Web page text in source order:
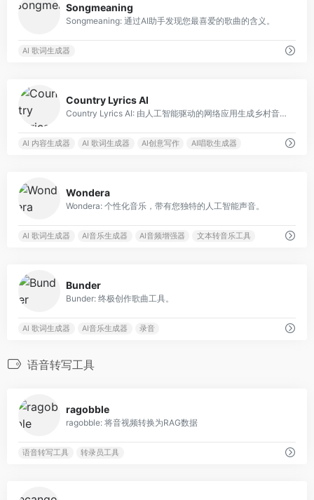
Songmeaning
Songmeaning: 通过AI助手发现您最喜爱的歌曲的含义。
AI 歌词生成器
Country Lyrics AI
Country Lyrics AI: 由人工智能驱动的网络应用生成乡村音乐歌词。
AI 内容生成器 AI 歌词生成器 AI创意写作 AI唱歌生成器
Wondera
Wondera: 个性化音乐，带有您独特的人工智能声音。
AI 歌词生成器 AI音乐生成器 AI音频增强器 文本转音乐工具
Bunder
Bunder: 终极创作歌曲工具。
AI 歌词生成器 AI音乐生成器 录音
语音转写工具
ragobble
ragobble: 将音视频转换为RAG数据
语音转写工具 转录员工具